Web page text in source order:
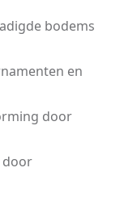
bodems
en
door
door